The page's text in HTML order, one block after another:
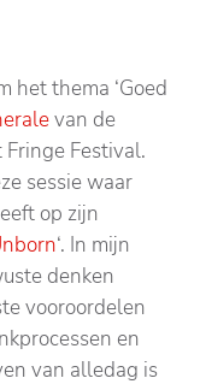
het thema ‘Goed
van de
Festival.
sessie waar
op zijn
‘. In mijn
denken
vooroordelen
en
van alledag is